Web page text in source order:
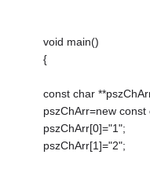
void main()
{
const char
pszChArr=new const
pszChArr[0]="1";
pszChArr[1]="2";